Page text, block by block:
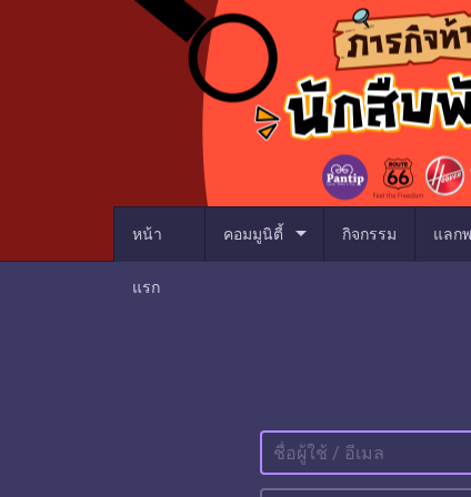
หน้า
แรก
คอมมูนิตี้ arrow_drop_down กิจกรรม แลก